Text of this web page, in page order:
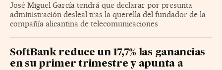
José Miguel García tendrá que declarar por presunta
administración desleal tras la querella del fundador de la
compañía alicantina de telecomunicaciones
SoftBank reduce un 17,7% las ganancias
en su primer trimestre y apunta a